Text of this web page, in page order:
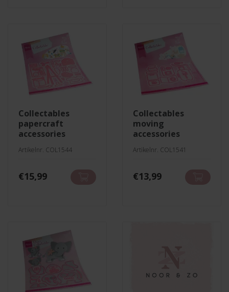
collectables
papercraft
accessories
Artikelnr. COL1544
€15,99
collectables
moving
accessories
Artikelnr. COL1541
€13,99